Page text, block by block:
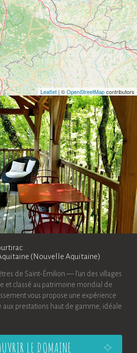
Leaflet | ©OpenStreetMapcontributors
(Nouvelle Aquitaine)
de Saint-Émilion — l’un des villages
et classé au patrimoine mondial de
vous propose une expérience
aux prestations haut de gamme, idéale
LE DOMAINE